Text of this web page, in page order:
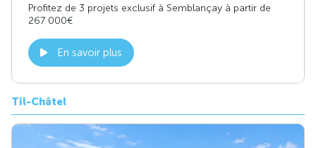
Profitez de 3 projets exclusif à Semblançay à partir de
267 000€
En savoir plus
Til-Châtel